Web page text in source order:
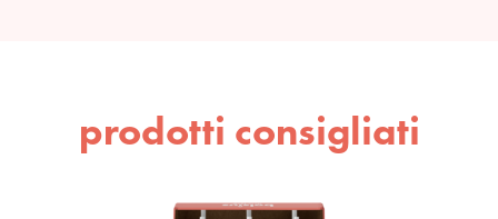
prodotti consigliati